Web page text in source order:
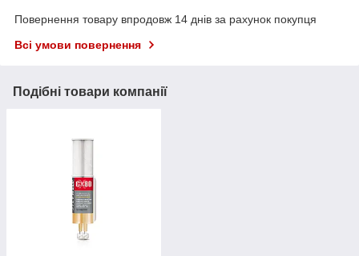
Повернення товару впродовж 14 днів за рахунок покупця
Всі умови повернення
Подібні товари компанії